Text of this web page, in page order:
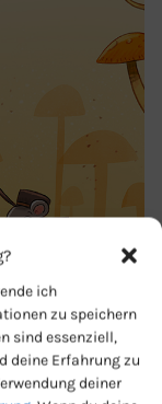
ich
zu speichern
sind essenziell,
deine Erfahrung zu
deiner